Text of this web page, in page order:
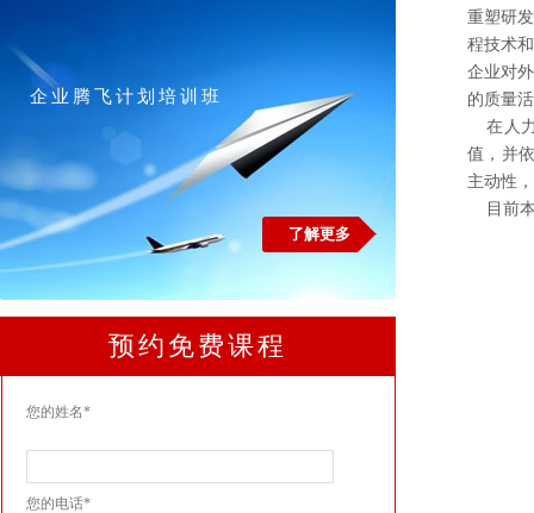
重塑研
程技术
企业对
的质量
在人力
值，并
主动性
目前本
企业腾飞计划培训班
了解更多
预约免费课程
您的姓名*
您的电话*